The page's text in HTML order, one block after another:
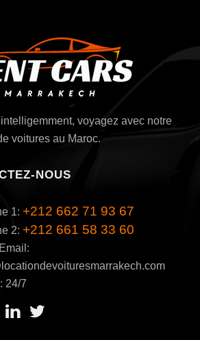
voyagez avec notre
voitures au Maroc.
NOUS
1: +212 662 71 93 67
2: +212 661 58 33 60
24/7